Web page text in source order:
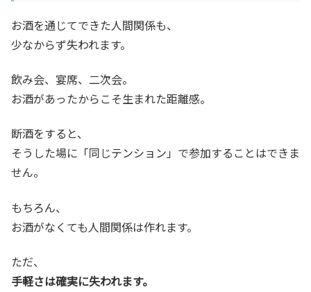
お酒を通じてできた人間関係も、
少なからず失われます。
飲み会、宴席、二次会。
お酒があったからこそ生まれた距離感。
断酒をすると、
そうした場に「同じテンション」で参加することはできま
せん。
もちろん、
お酒がなくても人間関係は作れます。
ただ、
手軽さは確実に失われます。